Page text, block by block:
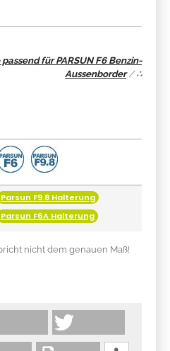
für PARSUN F6 Benzin-
Aussenborder/∴
Parsun F9.8 Halterung
Parsun F6A Halterung
nicht dem genauen Maß!